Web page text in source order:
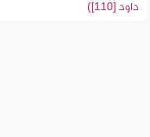
داود [110])